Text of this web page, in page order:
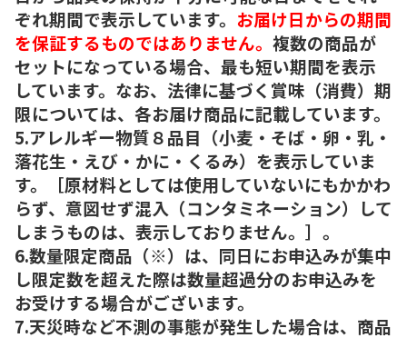
ぞれ期間で表示しています。 お届け日からの期間
を保証するものではありません。 複数の商品が
セットになっている場合、最も短い期間を表示
しています。なお、法律に基づく賞味（消費）期
限については、各お届け商品に記載しています。
5.アレルギー物質８品目（小麦・そば・卵・乳・
落花生・えび・かに・くるみ）を表示していま
す。［原材料としては使用していないにもかかわ
らず、意図せず混入（コンタミネーション）して
しまうものは、表示しておりません。］。
6.数量限定商品（※）は、同日にお申込みが集中
し限定数を超えた際は数量超過分のお申込みを
お受けする場合がございます。
7.天災時など不測の事態が発生した場合は、商品